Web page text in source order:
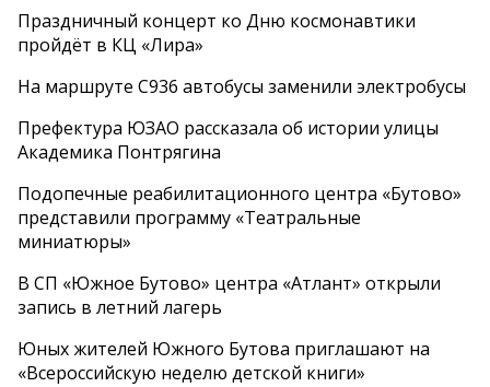
Праздничный концерт ко Дню космонавтики
пройдёт в КЦ «Лира»
На маршруте С936 автобусы заменили электробусы
Префектура ЮЗАО рассказала об истории улицы
Академика Понтрягина
Подопечные реабилитационного центра «Бутово»
представили программу «Театральные
миниатюры»
В СП «Южное Бутово» центра «Атлант» открыли
запись в летний лагерь
Юных жителей Южного Бутова приглашают на
«Всероссийскую неделю детской книги»